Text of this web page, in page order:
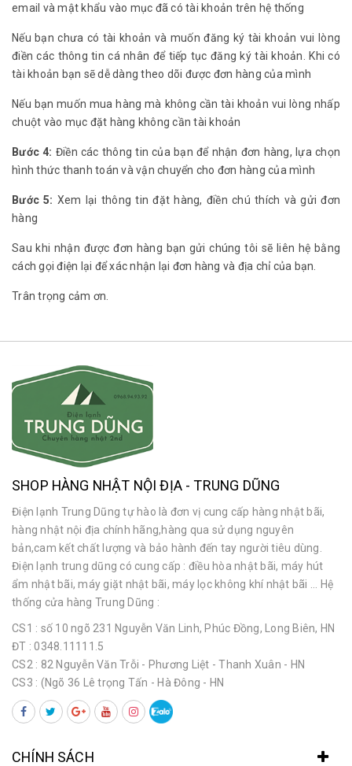
email và mật khẩu vào mục đã có tài khoản trên hệ thống
Nếu bạn chưa có tài khoản và muốn đăng ký tài khoản vui lòng
điền các thông tin cá nhân để tiếp tục đăng ký tài khoản. Khi có
tài khoản bạn sẽ dễ dàng theo dõi được đơn hàng của mình
Nếu bạn muốn mua hàng mà không cần tài khoản vui lòng nhấp
chuột vào mục đặt hàng không cần tài khoản
Bước 4: Điền các thông tin của bạn để nhận đơn hàng, lựa chọn
hình thức thanh toán và vận chuyển cho đơn hàng của mình
Bước 5: Xem lại thông tin đặt hàng, điền chú thích và gửi đơn
hàng
Sau khi nhận được đơn hàng bạn gửi chúng tôi sẽ liên hệ bằng
cách gọi điện lại để xác nhận lại đơn hàng và địa chỉ của bạn.
Trân trọng cảm ơn.
SHOP HÀNG NHẬT NỘI ĐỊA - TRUNG DŨNG
Điện lạnh Trung Dũng tự hào là đơn vị cung cấp hàng nhật bãi,
hàng nhật nội địa chính hãng,hàng qua sử dụng nguyên
bản,cam kết chất lượng và bảo hành đến tay người tiêu dùng.
Điện lạnh trung dũng có cung cấp : điều hòa nhật bãi, máy hút
ẩm nhật bãi, máy giặt nhật bãi, máy lọc không khí nhật bãi ... Hệ
thống cửa hàng Trung Dũng :
CS1 : số 10 ngõ 231 Nguyễn Văn Linh, Phúc Đồng, Long Biên, HN
ĐT : 0348.11111.5
CS2 : 82 Nguyễn Văn Trỗi - Phương Liệt - Thanh Xuân - HN
CS3 : (Ngõ 36 Lê trọng Tấn - Hà Đông - HN
CHÍNH SÁCH